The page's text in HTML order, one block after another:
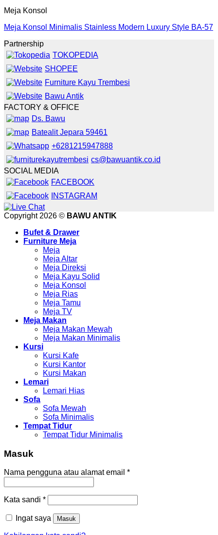
Meja Konsol
Meja Konsol Minimalis Stainless Modern Luxury Style BA-57
Partnership
TOKOPEDIA
SHOPEE
Furniture Kayu Trembesi
Bawu Antik
FACTORY & OFFICE
Ds. Bawu
Batealit Jepara 59461
+6281215947888
cs@bawuantik.co.id
SOCIAL MEDIA
FACEBOOK
INSTAGRAM
Copyright 2026 © BAWU ANTIK
Bufet & Drawer
Furniture Meja
Meja
Meja Altar
Meja Direksi
Meja Kayu Solid
Meja Konsol
Meja Rias
Meja Tamu
Meja TV
Meja Makan
Meja Makan Mewah
Meja Makan Minimalis
Kursi
Kursi Kafe
Kursi Kantor
Kursi Makan
Lemari
Lemari Hias
Sofa
Sofa Mewah
Sofa Minimalis
Tempat Tidur
Tempat Tidur Minimalis
Masuk
Nama pengguna atau alamat email *
Kata sandi *
Ingat saya Masuk